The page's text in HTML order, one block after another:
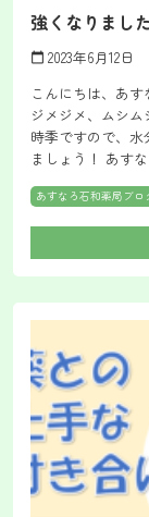
強くなりまし
calendar_today 2023年6月12日
こんにちは、あ
ジメジメ、ムシ
時季ですので、
ましょう！ あす
あすなろ石和薬局ブロ